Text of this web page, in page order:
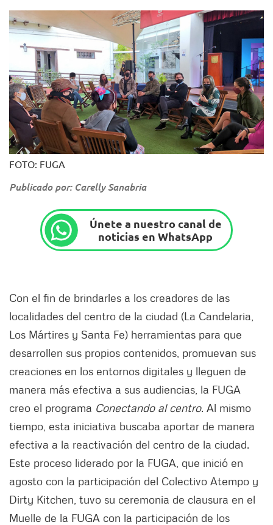
FOTO: FUGA
Publicado por: Carelly Sanabria
Únete a nuestro canal de
noticias en WhatsApp
Con el fin de brindarles a los creadores de las
localidades del centro de la ciudad (La Candelaria,
Los Mártires y Santa Fe) herramientas para que
desarrollen sus propios contenidos, promuevan sus
creaciones en los entornos digitales y lleguen de
manera más efectiva a sus audiencias, la FUGA
creo el programa Conectando al centro. Al mismo
tiempo, esta iniciativa buscaba aportar de manera
efectiva a la reactivación del centro de la ciudad.
Este proceso liderado por la FUGA, que inició en
agosto con la participación del Colectivo Atempo y
Dirty Kitchen, tuvo su ceremonia de clausura en el
Muelle de la FUGA con la participación de los